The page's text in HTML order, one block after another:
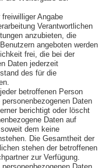
Angabe
Verantwortlichen
anzubieten, die
angeboten werden
frei, die bei der
Daten jederzeit
des für die
betroffenen Person
Daten
berichtigt oder löscht
Daten auf
dem keine
Die Gesamtheit der
stehen der betroffenen
zur Verfügung.